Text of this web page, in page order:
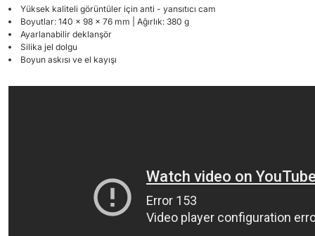
Yüksek kaliteli görüntüler için anti - yansıtıcı cam
Boyutlar: 140 x 98 x 76 mm Ağırlık: 380 g
Ayarlanabilir deklanşör
Silika jel dolgu
Boyun askısı ve el kayışı